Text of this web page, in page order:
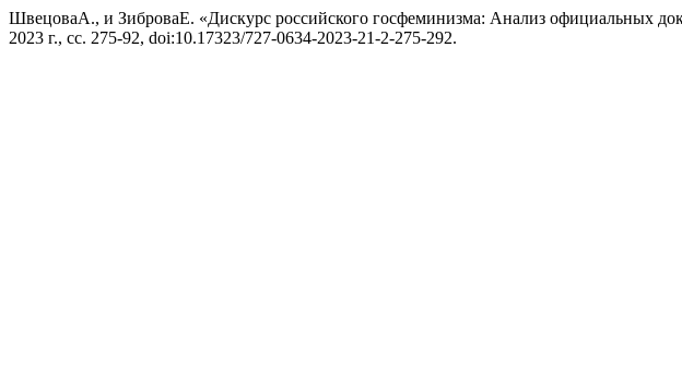
ШвецоваА., и ЗиброваЕ. «Дискурс российского госфеминизма: Анализ официальных
2023 г., сс. 275-92, doi:10.17323/727-0634-2023-21-2-275-292.